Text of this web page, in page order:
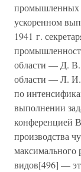
промышленных
ускоренном
1941 г.
области — Д. В.
области — Л. И.
по
выполнении
конференцией
производства
максимального
видов[496] —